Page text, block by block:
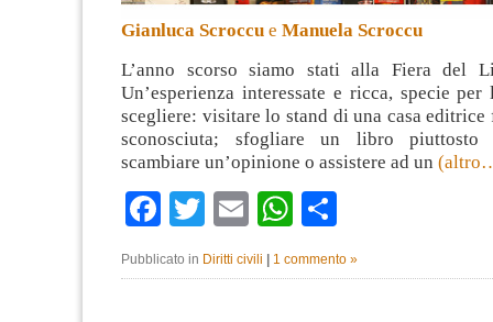
Gianluca Scroccu e Manuela Scroccu
L’anno scorso siamo stati alla Fiera del
Un’esperienza interessate e ricca, specie
scegliere: visitare lo stand di una casa editrice
sconosciuta; sfogliare un libro
scambiare un’opinione o assistere ad un
Facebook
TwitterEmailWhatsApp
Pubblicato in Diritti civili 1 commento »